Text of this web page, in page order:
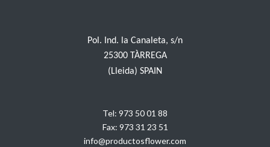
Pol. Ind. la Canaleta, s/n
25300 TÀRREGA
(Lleida) SPAIN
Tel: 973 50 01 88
Fax: 973 31 23 51
info@productosflower.com